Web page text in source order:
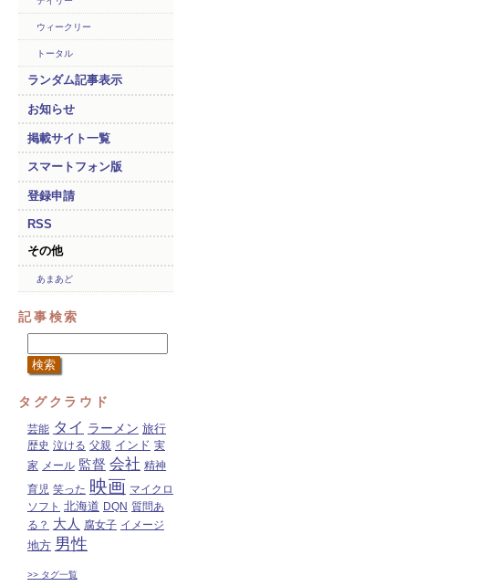
ウィークリー
トータル
ランダム記事表示
お知らせ
掲載サイト一覧
スマートフォン版
登録申請
RSS
その他
あまあど
記事検索
タグクラウド
芸能 タイ ラーメン 旅行
歴史 泣ける 父親 インド 実
家
メール 監督 会社 精神
育児 笑った 映画 マイクロ
ソフト 北海道 DQN 質問あ
る？ 大人 腐女子 イメージ
地方 男性
>> タグ一覧